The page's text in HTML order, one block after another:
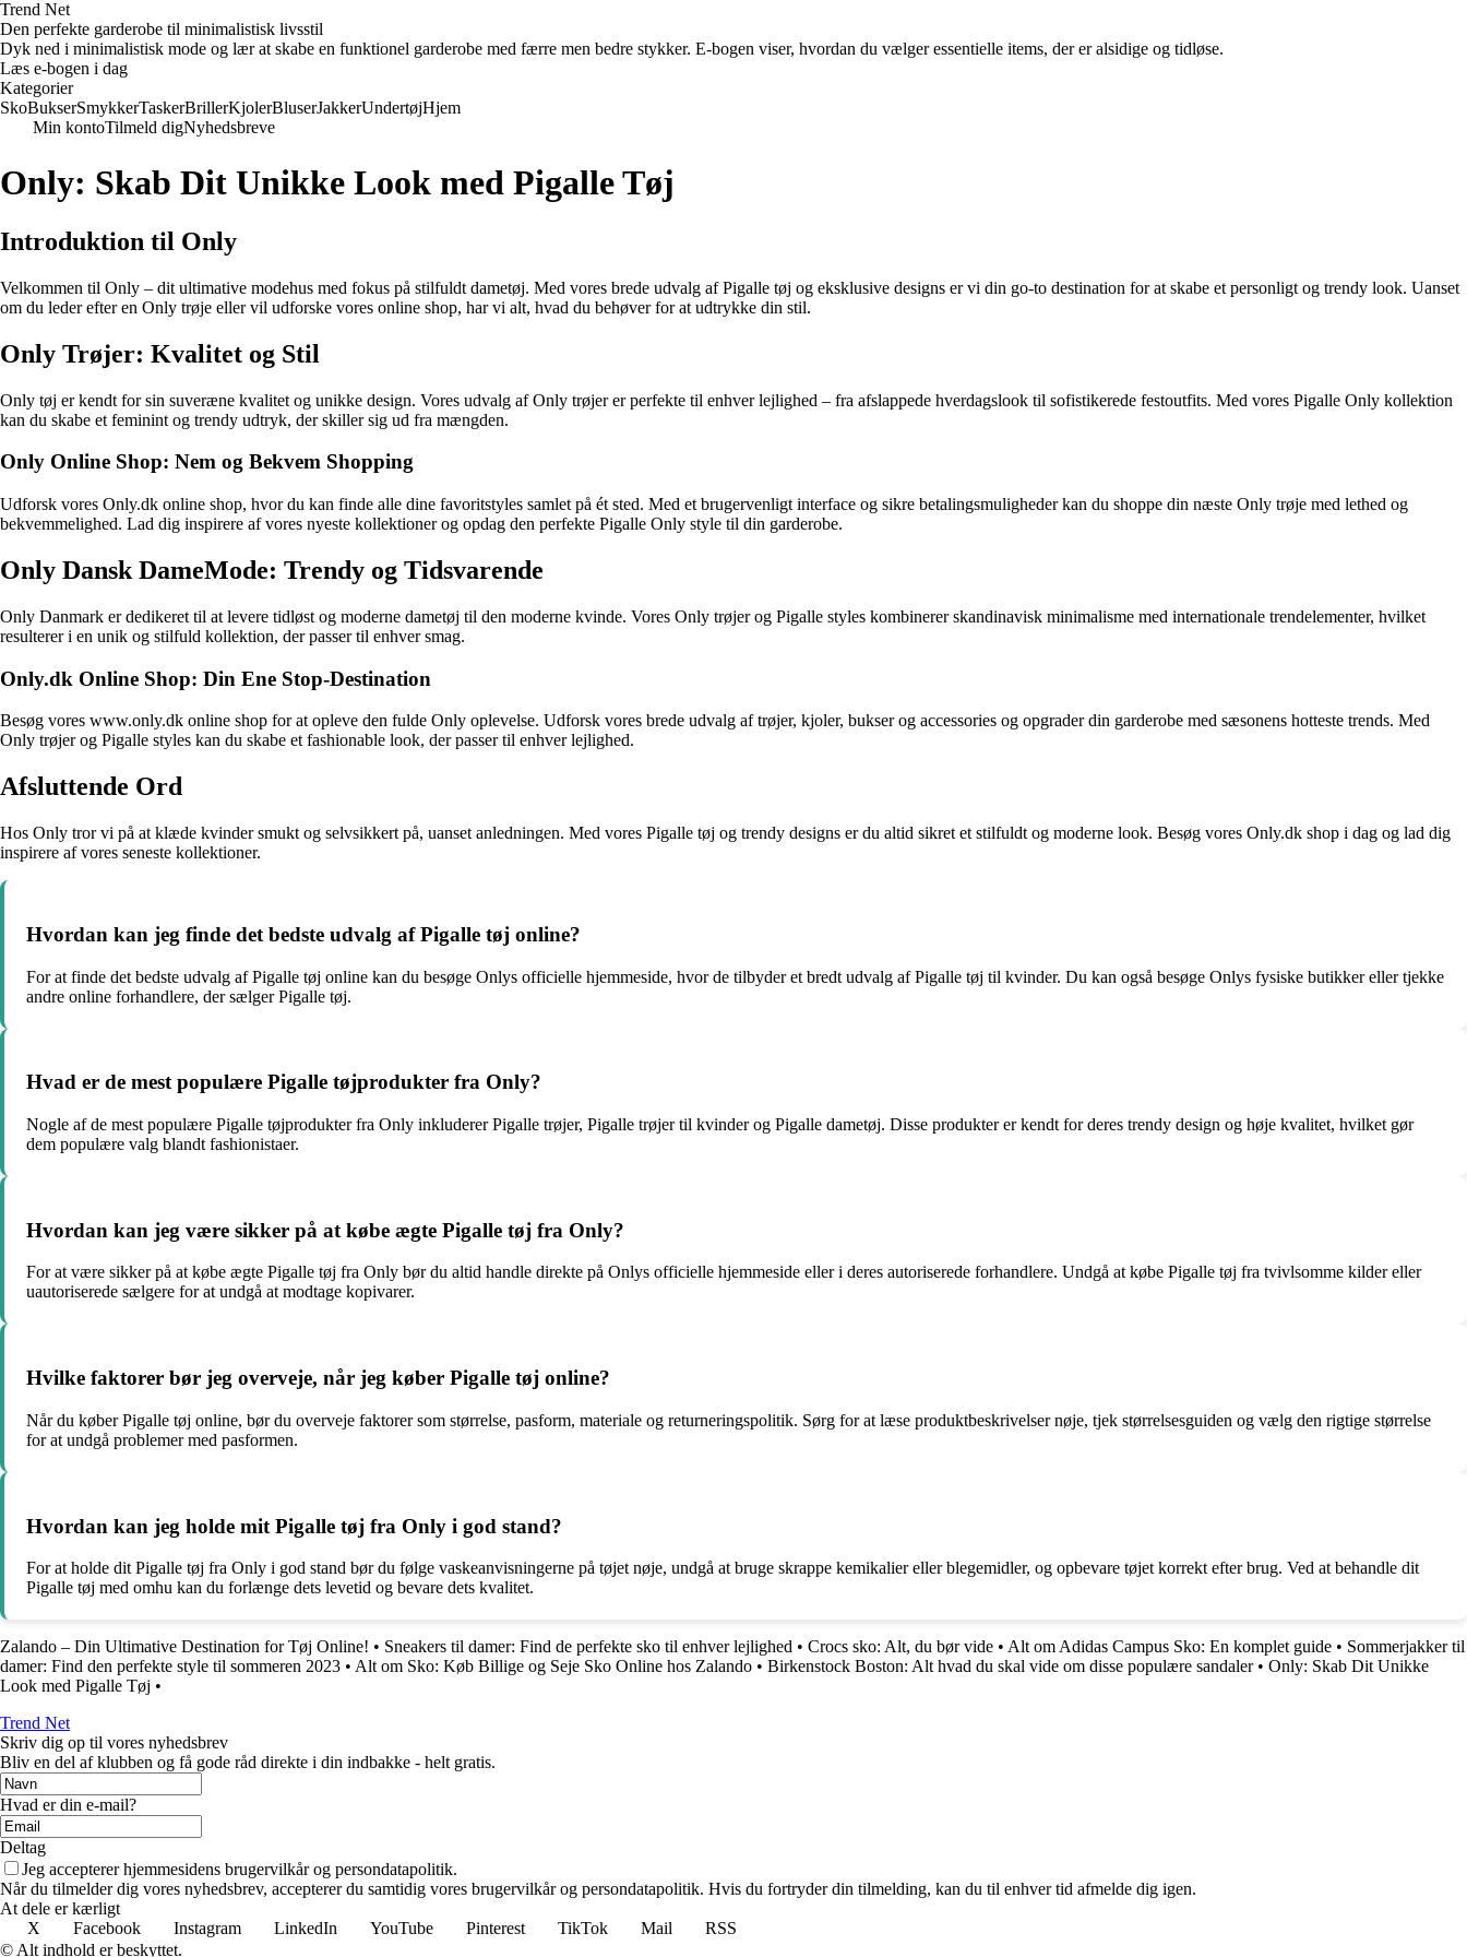
Trend Net
Den perfekte garderobe til minimalistisk livsstil
Dyk ned i minimalistisk mode og lær at skabe en funktionel garderobe med færre men bedre stykker. E-bogen viser, hvordan du vælger essentielle items, der er alsidige og tidløse.
Læs e-bogen i dag
Kategorier
SkoBukserSmykkerTaskerBrillerKjolerBluserJakkerUndertøjHjem
Min kontoTilmeld digNyhedsbreve
Only: Skab Dit Unikke Look med Pigalle Tøj
Introduktion til Only
Velkommen til Only – dit ultimative modehus med fokus på stilfuldt dametøj. Med vores brede udvalg af Pigalle tøj og eksklusive designs er vi din go-to destination for at skabe et personligt og trendy look. Uanset
om du leder efter en Only trøje eller vil udforske vores online shop, har vi alt, hvad du behøver for at udtrykke din stil.
Only Trøjer: Kvalitet og Stil
Only tøj er kendt for sin suveræne kvalitet og unikke design. Vores udvalg af Only trøjer er perfekte til enhver lejlighed – fra afslappede hverdagslook til sofistikerede festoutfits. Med vores Pigalle Only kollektion
kan du skabe et feminint og trendy udtryk, der skiller sig ud fra mængden.
Only Online Shop: Nem og Bekvem Shopping
Udforsk vores Only.dk online shop, hvor du kan finde alle dine favoritstyles samlet på ét sted. Med et brugervenligt interface og sikre betalingsmuligheder kan du shoppe din næste Only trøje med lethed og
bekvemmelighed. Lad dig inspirere af vores nyeste kollektioner og opdag den perfekte Pigalle Only style til din garderobe.
Only Dansk DameMode: Trendy og Tidsvarende
Only Danmark er dedikeret til at levere tidløst og moderne dametøj til den moderne kvinde. Vores Only trøjer og Pigalle styles kombinerer skandinavisk minimalisme med internationale trendelementer, hvilket
resulterer i en unik og stilfuld kollektion, der passer til enhver smag.
Only.dk Online Shop: Din Ene Stop-Destination
Besøg vores www.only.dk online shop for at opleve den fulde Only oplevelse. Udforsk vores brede udvalg af trøjer, kjoler, bukser og accessories og opgrader din garderobe med sæsonens hotteste trends. Med
Only trøjer og Pigalle styles kan du skabe et fashionable look, der passer til enhver lejlighed.
Afsluttende Ord
Hos Only tror vi på at klæde kvinder smukt og selvsikkert på, uanset anledningen. Med vores Pigalle tøj og trendy designs er du altid sikret et stilfuldt og moderne look. Besøg vores Only.dk shop i dag og lad dig
inspirere af vores seneste kollektioner.
Hvordan kan jeg finde det bedste udvalg af Pigalle tøj online?
For at finde det bedste udvalg af Pigalle tøj online kan du besøge Onlys officielle hjemmeside, hvor de tilbyder et bredt udvalg af Pigalle tøj til kvinder. Du kan også besøge Onlys fysiske butikker eller tjekke
andre online forhandlere, der sælger Pigalle tøj.
Hvad er de mest populære Pigalle tøjprodukter fra Only?
Nogle af de mest populære Pigalle tøjprodukter fra Only inkluderer Pigalle trøjer, Pigalle trøjer til kvinder og Pigalle dametøj. Disse produkter er kendt for deres trendy design og høje kvalitet, hvilket gør
dem populære valg blandt fashionistaer.
Hvordan kan jeg være sikker på at købe ægte Pigalle tøj fra Only?
For at være sikker på at købe ægte Pigalle tøj fra Only bør du altid handle direkte på Onlys officielle hjemmeside eller i deres autoriserede forhandlere. Undgå at købe Pigalle tøj fra tvivlsomme kilder eller
uautoriserede sælgere for at undgå at modtage kopivarer.
Hvilke faktorer bør jeg overveje, når jeg køber Pigalle tøj online?
Når du køber Pigalle tøj online, bør du overveje faktorer som størrelse, pasform, materiale og returneringspolitik. Sørg for at læse produktbeskrivelser nøje, tjek størrelsesguiden og vælg den rigtige størrelse
for at undgå problemer med pasformen.
Hvordan kan jeg holde mit Pigalle tøj fra Only i god stand?
For at holde dit Pigalle tøj fra Only i god stand bør du følge vaskeanvisningerne på tøjet nøje, undgå at bruge skrappe kemikalier eller blegemidler, og opbevare tøjet korrekt efter brug. Ved at behandle dit
Pigalle tøj med omhu kan du forlænge dets levetid og bevare dets kvalitet.
Zalando – Din Ultimative Destination for Tøj Online! • Sneakers til damer: Find de perfekte sko til enhver lejlighed • Crocs sko: Alt, du bør vide • Alt om Adidas Campus Sko: En komplet guide • Sommerjakker til
damer: Find den perfekte style til sommeren 2023 • Alt om Sko: Køb Billige og Seje Sko Online hos Zalando • Birkenstock Boston: Alt hvad du skal vide om disse populære sandaler• Only: Skab Dit Unikke
Look med Pigalle Tøj •
Trend Net
Skriv dig op til vores nyhedsbrev
Bliv en del af klubben og få gode råd direkte i din indbakke - helt gratis.
Hvad er din e-mail?
Deltag
Jeg accepterer hjemmesidens brugervilkår og persondatapolitik.
Når du tilmelder dig vores nyhedsbrev, accepterer du samtidig vores brugervilkår og persondatapolitik. Hvis du fortryder din tilmelding, kan du til enhver tid afmelde dig igen.
At dele er kærligt
X
Facebook Instagram LinkedIn YouTube Pinterest TikTok Mail
RSS
© Alt indhold er beskyttet.